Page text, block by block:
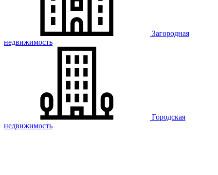
Загородная
недвижимость
Городская
недвижимость